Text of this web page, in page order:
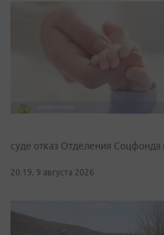
суде отказ Отделения
20:19, 9 августа 2026